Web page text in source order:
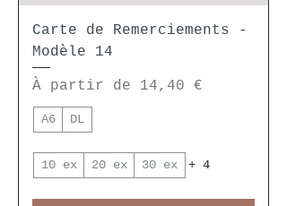
Carte de Remerciements -
Modèle 14
À partir de 14,40 €
Prix promotionnel
A6 DL
10 ex 20 ex 30 ex + 4